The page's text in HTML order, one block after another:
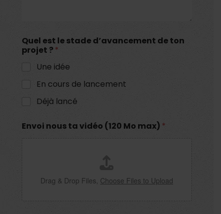
Quel est le stade d’avancement de ton
projet ?*
Une idée
En cours de lancement
Déjà lancé
Envoi nous ta vidéo (120 Mo max) *
Drag & Drop Files, Choose Files to Upload